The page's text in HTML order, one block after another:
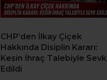
CHP’den İlkay Çiçek
Hakkında Disiplin Kararı:
Kesin İhraç Talebiyle Sevk
Edildi